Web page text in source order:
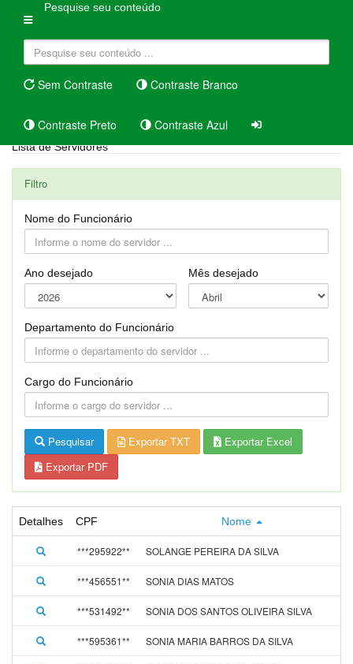
Pesquise seu conteúdo
Sem Contraste Contraste Branco
Contraste Preto Contraste Azul
Lista de Servidores
Filtro
Nome do Funcionário
Ano desejado Mês desejado
Departamento do Funcionário
Cargo do Funcionário
Pesquisar Exportar TXT
Exportar Excel
Exportar PDF
Detalhes CPF Nome
***295922** SOLANGE PEREIRA DA SILVA
***456551** SONIA DIAS MATOS
***531492** SONIA DOS SANTOS OLIVEIRA SILVA
***595361** SONIA MARIA BARROS DA SILVA